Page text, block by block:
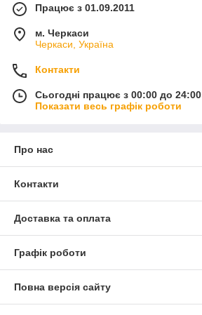
Працює з 01.09.2011
м. Черкаси
Черкаси, Україна
Контакти
Сьогодні працює з 00:00 до 24:00
Показати весь графік роботи
Про нас
Контакти
Доставка та оплата
Графік роботи
Повна версія сайту